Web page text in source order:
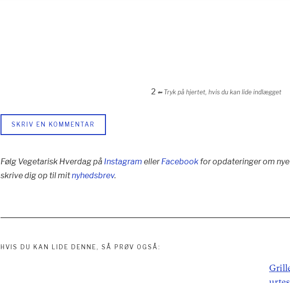
2 ⬅︎ Tryk på hjertet, hvis du kan lide indlægget
SKRIV EN KOMMENTAR
Følg Vegetarisk Hverdag på Instagram ellerFacebook for opdateringer om
skrive dig op til mitnyhedsbrev.
HVIS DU KAN LIDE DENNE, SÅ PRØV OGSÅ: